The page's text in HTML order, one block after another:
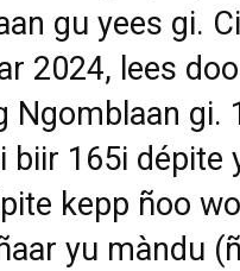
gu yees gi.
2024, lees
Ngomblaan gi.
biir 165i dépite
kepp ñoo
yu màndu